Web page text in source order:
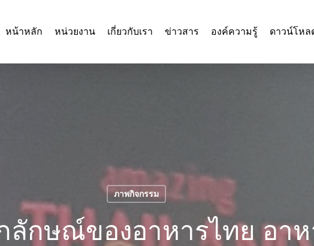
หน้าหลัก หน่วยงาน เกี่ยวกับเรา ข่าวสาร องค์ความรู้ ดาวน์โหล
ภาพกิจกรรม
กลักษณ์ของอาหารไทย อา